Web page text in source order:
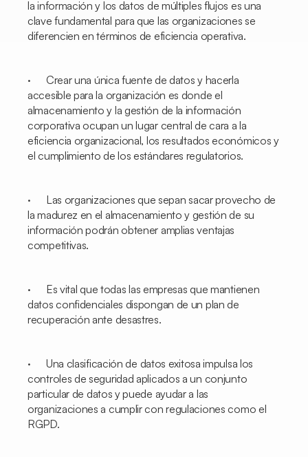
la información y los datos de múltiples flujos es una
clave fundamental para que las organizaciones se
diferencien en términos de eficiencia operativa.
· Crear una única fuente de datos y hacerla
accesible para la organización es donde el
almacenamiento y la gestión de la información
corporativa ocupan un lugar central de cara a la
eficiencia organizacional, los resultados económicos y
el cumplimiento de los estándares regulatorios.
· Las organizaciones que sepan sacar provecho de
la madurez en el almacenamiento y gestión de su
información podrán obtener amplias ventajas
competitivas.
· Es vital que todas las empresas que mantienen
datos confidenciales dispongan de un plan de
recuperación ante desastres.
· Una clasificación de datos exitosa impulsa los
controles de seguridad aplicados a un conjunto
particular de datos y puede ayudar a las
organizaciones a cumplir con regulaciones como el
RGPD.